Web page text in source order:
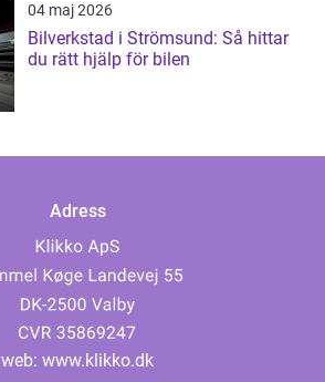
04 maj 2026
Bilverkstad i Strömsund: Så hittar
du rätt hjälp för bilen
Adress
web: www.klikko.dk